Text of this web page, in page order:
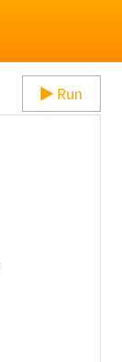
Run